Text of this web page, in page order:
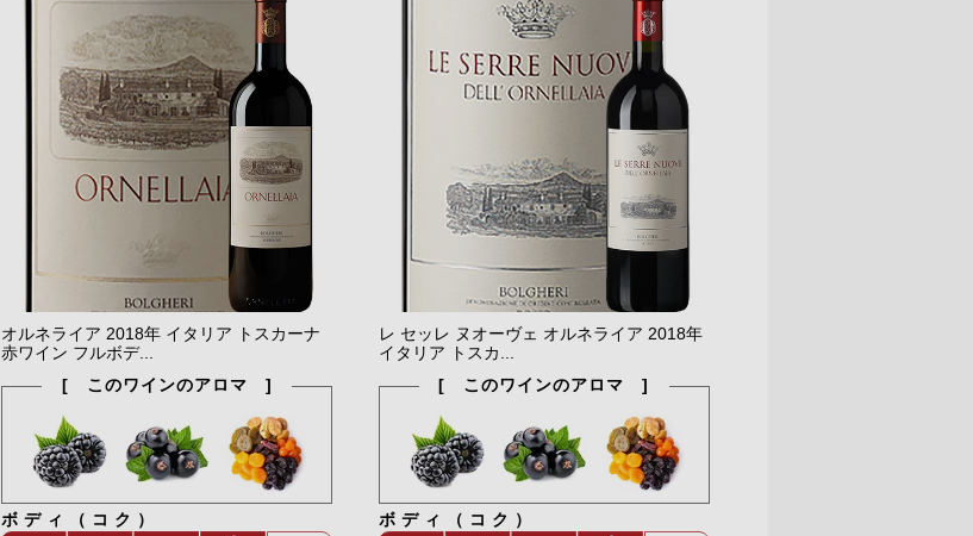
オルネライア 2018年 イタリア トスカーナ
赤ワイン フルボデ...
[ このワインのアロマ ]
ボディ（コク）
レ セッレ ヌオーヴェ オルネライア 2018年
イタリア トスカ...
[ このワインのアロマ ]
ボディ（コク）